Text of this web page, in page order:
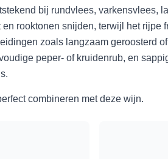
bij rundvlees, varkensvlees,
rooktonen snijden, terwijl het rijpe
zoals langzaam geroosterd
peper- of kruidenrub, en
combineren met deze wijn.